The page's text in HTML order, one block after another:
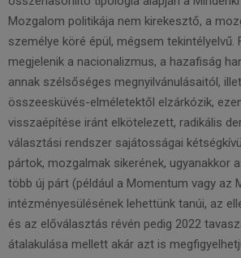
Mozgalom politikája nem kirekesztő, a
személye köré épül, mégsem tekintélyelvű.
megjelenik a nacionalizmus, a hazafiság
annak szélsőséges megnyilvánulásaitól,
összeesküvés-elméletektől elzárkózik,
visszaépítése iránt elkötelezett, radikális
választási rendszer sajátosságai
pártok, mozgalmak sikerének, ugyanakkor
több új párt (például a Momentum vagy az
intézményesülésének lehettünk tanúi, az
és az előválasztás révén pedig 2022
átalakulása mellett akár azt is